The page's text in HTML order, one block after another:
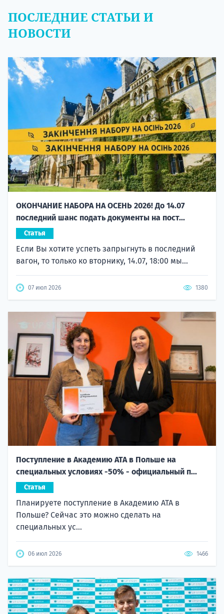
ПОСЛЕДНИЕ СТАТЬИ И
НОВОСТИ
ОКОНЧАНИЕ НАБОРА НА ОСЕНЬ 2026! До 14.07
последний шанс подать документы на пост...
Статья
Если Вы хотите успеть запрыгнуть в последний
вагон, то только ко вторнику, 14.07, 18:00 мы...
07 июл 2026 1380
Поступление в Академию ATA в Польше на
специальных условиях -50% - официальный п...
Статья
Планируете поступление в Академию ATA в
Польше? Сейчас это можно сделать на
специальных ус...
06 июл 2026 1466